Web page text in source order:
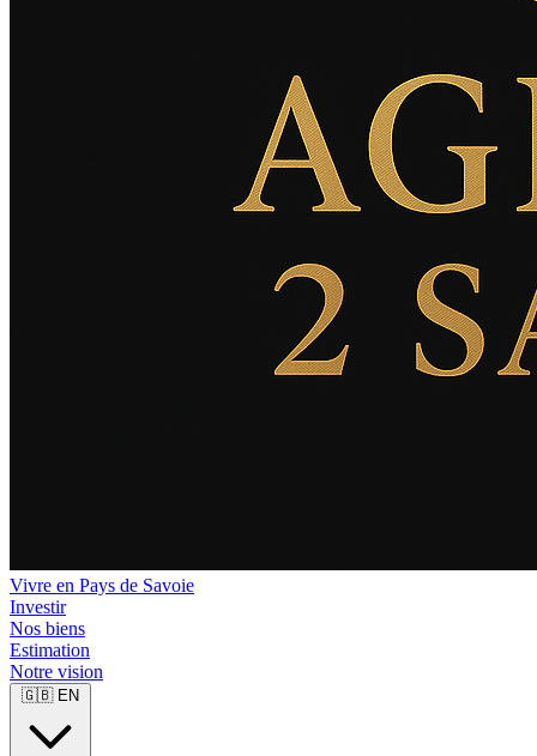
Vivre en Pays de Savoie
Investir
Nos biens
Estimation
Notre vision
🇬🇧 EN